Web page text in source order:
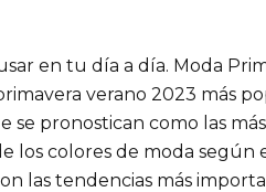
en tu día a día. Moda
verano 2023 más
se pronostican como las
los colores de moda
las tendencias más